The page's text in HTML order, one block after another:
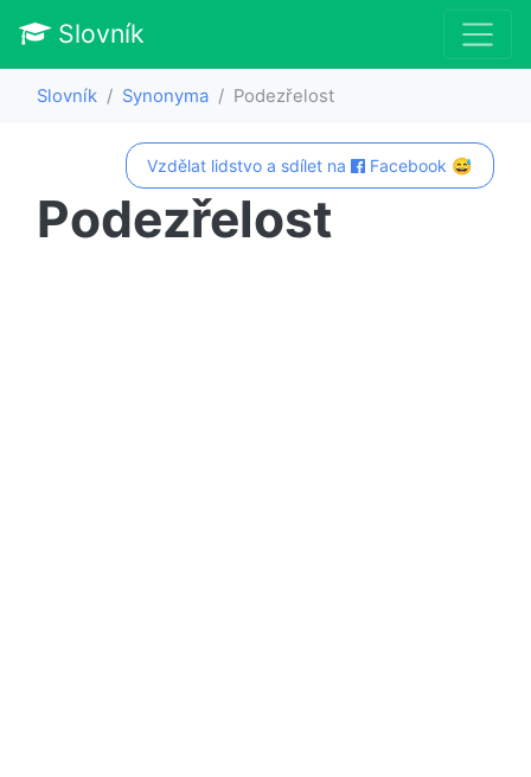
Slovník
Slovník Synonyma Podezřelost
Vzdělat lidstvo a sdílet na Facebook 😅
Podezřelost